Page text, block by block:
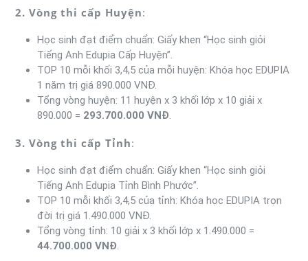
2. Vòng thi cấp Huyện:
Học sinh đạt điểm chuẩn: Giấy khen “Học sinh giỏi
Tiếng Anh Edupia Cấp Huyện”.
TOP 10 mỗi khối 3,4,5 của mỗi huyện: Khóa học EDUPIA
1 năm trị giá 890.000 VNĐ.
Tổng vòng huyện: 11 huyện x 3 khối lớp x 10 giải x
890.000 = 293.700.000 VNĐ
3. Vòng thi cấp Tỉnh:
Học sinh đạt điểm chuẩn: Giấy khen “Học sinh giỏi
Tiếng Anh Edupia Tỉnh Bình Phước”.
TOP 10 mỗi khối 3,4,5 của tỉnh: Khóa học EDUPIA trọn
đời trị giá 1.490.000 VNĐ.
Tổng vòng tỉnh: 10 giải x 3 khối lớp x 1.490.000 =
44.700.000 VNĐ